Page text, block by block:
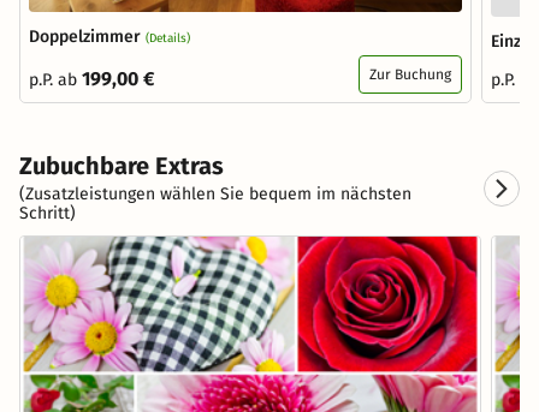
Doppelzimmer (Details)
p.P. ab 199,00 € Zur Buchung
p.P.
Zubuchbare Extras
(Zusatzleistungen wählen Sie bequem im nächsten
Schritt)